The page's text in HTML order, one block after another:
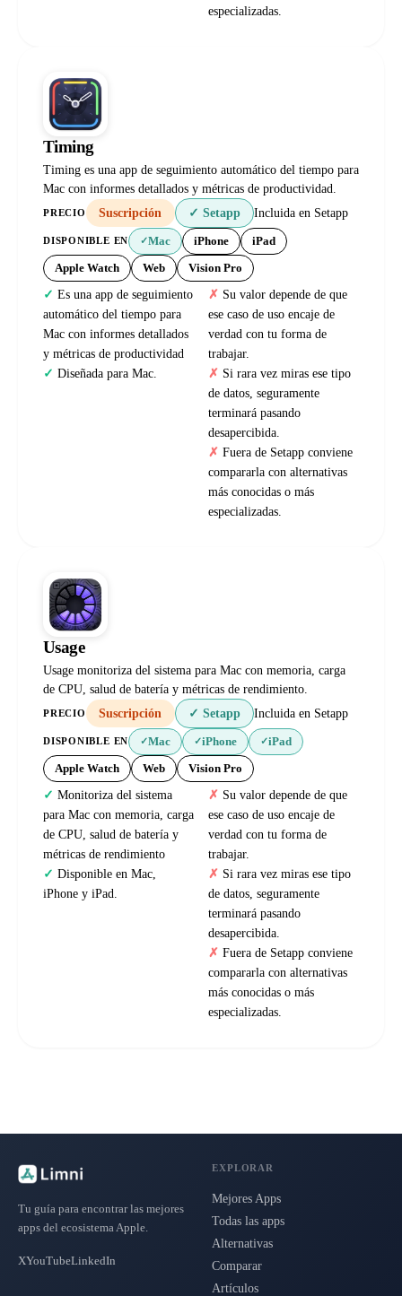
especializadas.
Timing
Timing es una app de seguimiento automático del tiempo para
Mac con informes detallados y métricas de productividad.
PRECIO Suscripción ✓ Setapp Incluida en Setapp
DISPONIBLE EN ✓Mac iPhone iPad
Apple Watch Web Vision Pro
Es una app de seguimiento
automático del tiempo para
Mac con informes detallados
y métricas de productividad
Diseñada para Mac.
Su valor depende de que
ese caso de uso encaje de
verdad con tu forma de
trabajar.
Si rara vez miras ese tipo
de datos, seguramente
terminará pasando
desapercibida.
Fuera de Setapp conviene
compararla con alternativas
más conocidas o más
especializadas.
Usage
Usage monitoriza del sistema para Mac con memoria, carga
de CPU, salud de batería y métricas de rendimiento.
PRECIO Suscripción ✓ Setapp Incluida en Setapp
DISPONIBLE EN ✓Mac ✓iPhone ✓iPad
Apple Watch Web Vision Pro
Monitoriza del sistema
para Mac con memoria, carga
de CPU, salud de batería y
métricas de rendimiento
Disponible en Mac,
iPhone y iPad.
Su valor depende de que
ese caso de uso encaje de
verdad con tu forma de
trabajar.
Si rara vez miras ese tipo
de datos, seguramente
terminará pasando
desapercibida.
Fuera de Setapp conviene
compararla con alternativas
más conocidas o más
especializadas.
Tu guía para encontrar las mejores
apps del ecosistema Apple.
XYouTubeLinkedIn
EXPLORAR
Mejores Apps
Todas las apps
Alternativas
Comparar
Artículos